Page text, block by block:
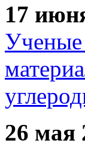
17
Ученые
26 мая